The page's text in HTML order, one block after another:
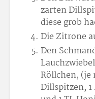
zarten
diese grob
Die Zitrone
Den
Röllchen, (je
Dillspitzen,